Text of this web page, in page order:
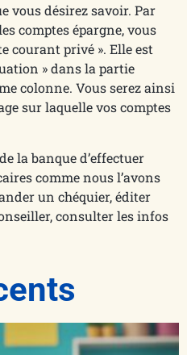
vous désirez savoir. Par
comptes épargne, vous
courant privé ». Elle est
» dans la partie
colonne. Vous serez ainsi
sur laquelle vos comptes
la banque d’effectuer
comme nous l’avons
un chéquier, éditer
consulter les infos